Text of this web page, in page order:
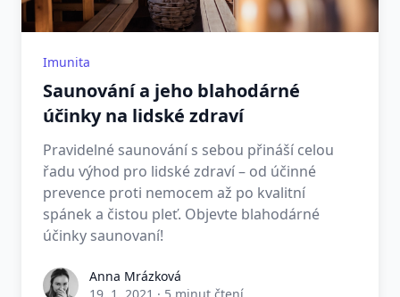
Imunita
Saunování a jeho blahodárné
účinky na lidské zdraví
Pravidelné saunování s sebou přináší celou
řadu výhod pro lidské zdraví – od účinné
prevence proti nemocem až po kvalitní
spánek a čistou pleť. Objevte blahodárné
účinky saunovaní!
Anna Mrázková